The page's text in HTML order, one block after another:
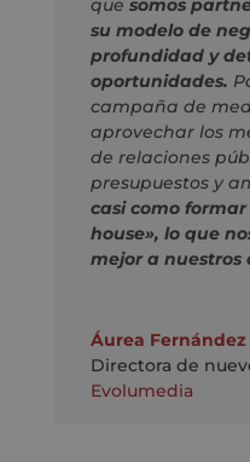
que somos
su modelo de
profundidad y
oportunidades.
campaña de
aprovechar los
de relaciones
presupuestos y
casi como
house», lo que
mejor a nuestros
Áurea Fernández
Directora de
Evolumedia